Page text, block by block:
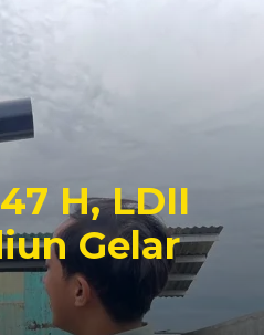
H, LDII
Gelar